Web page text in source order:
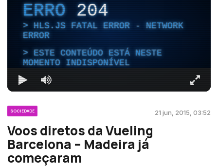
ERRO204
HLS.JS FATAL ERROR - NETWORK
ERROR
ESTE CONTEÚDO ESTÁ NESTE
MOMENTO INDISPONÍVEL
SOCIEDADE 21 jun, 2015, 03:52
Voos diretos da Vueling
Barcelona – Madeira já
começaram